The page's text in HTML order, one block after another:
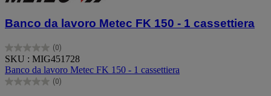
Banco da lavoro Metec FK 150 - 1 cassettiera
(0)
0.0
su
5
stelle.
SKU : MIG451728
Banco da lavoro Metec FK 150 - 1 cassettiera
(0)
0.0